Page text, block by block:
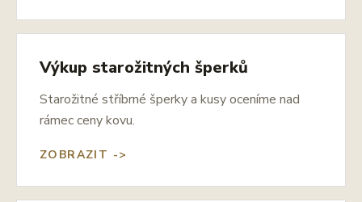
Výkup starožitných šperků
Starožitné stříbrné šperky a kusy oceníme nad
rámec ceny kovu.
ZOBRAZIT ->